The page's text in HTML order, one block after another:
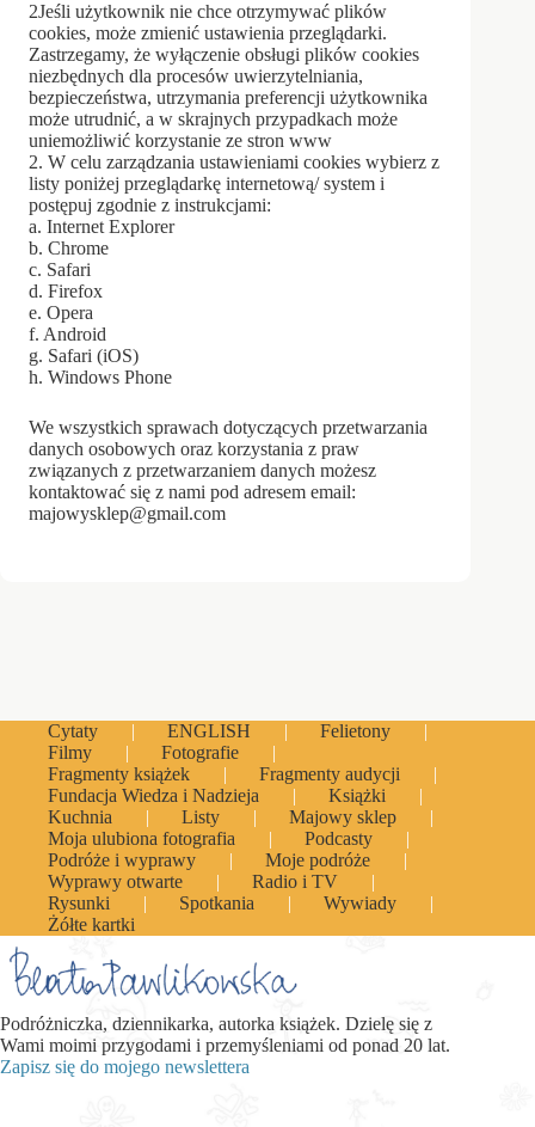
2Jeśli użytkownik nie chce otrzymywać plików
cookies, może zmienić ustawienia przeglądarki.
Zastrzegamy, że wyłączenie obsługi plików cookies
niezbędnych dla procesów uwierzytelniania,
bezpieczeństwa, utrzymania preferencji użytkownika
może utrudnić, a w skrajnych przypadkach może
uniemożliwić korzystanie ze stron www
2. W celu zarządzania ustawieniami cookies wybierz z
listy poniżej przeglądarkę internetową/ system i
postępuj zgodnie z instrukcjami:
a. Internet Explorer
b. Chrome
c. Safari
d. Firefox
e. Opera
f. Android
g. Safari (iOS)
h. Windows Phone
We wszystkich sprawach dotyczących przetwarzania
danych osobowych oraz korzystania z praw
związanych z przetwarzaniem danych możesz
kontaktować się z nami pod adresem email:
majowysklep@gmail.com
Cytaty ENGLISH
Felietony
Filmy
Fotografie
Fragmenty książek
Fragmenty audycji
Fundacja Wiedza i Nadzieja
Książki
Kuchnia
Listy
Majowy sklep
Moja ulubiona fotografia
Podcasty
Podróże i wyprawy
Moje podróże
Wyprawy otwarte
Radio i TV
Rysunki
Spotkania
Wywiady
Żółte kartki
Podróżniczka, dziennikarka, autorka książek. Dzielę się z
Wami moimi przygodami i przemyśleniami od ponad 20 lat.
Zapisz się do mojego newslettera